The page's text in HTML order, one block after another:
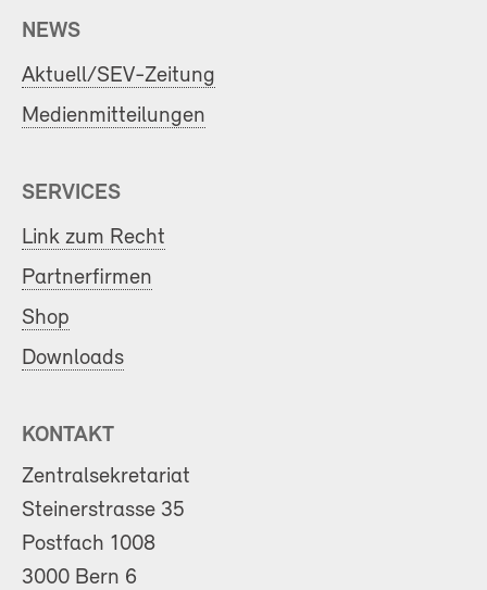
NEWS
Aktuell/SEV-Zeitung
Medienmitteilungen
SERVICES
Link zum Recht
Partnerfirmen
Shop
Downloads
KONTAKT
Zentralsekretariat
Steinerstrasse 35
Postfach 1008
3000 Bern 6